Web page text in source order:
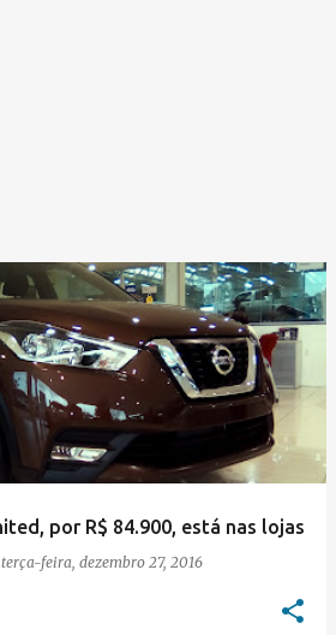
por R$ 84.900, está nas lojas
terça-feira, dezembro 27, 2016